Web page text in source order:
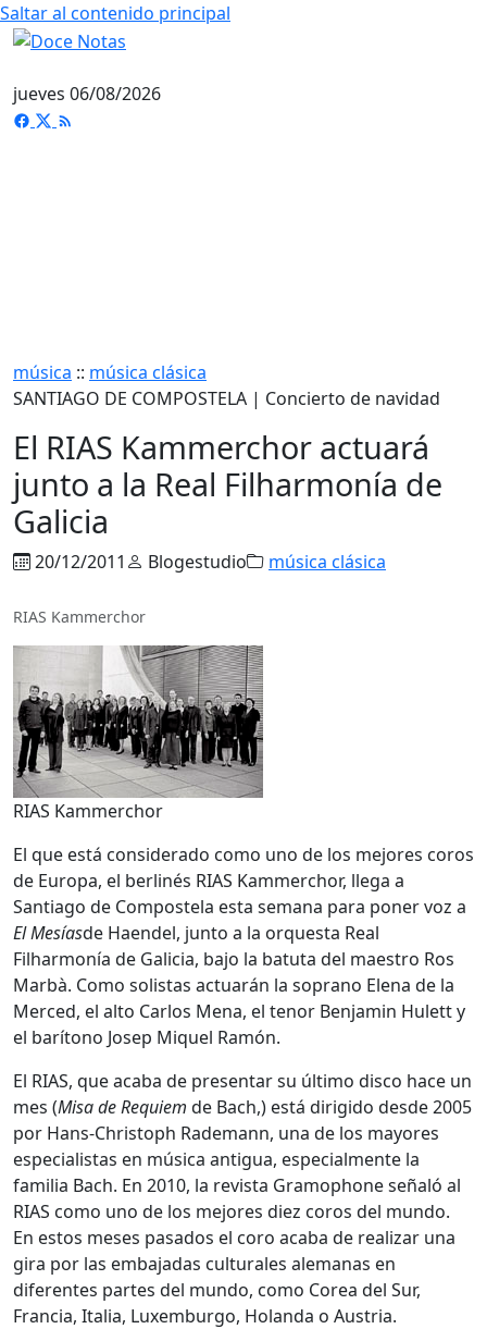
Saltar al contenido principal
jueves 06/08/2026
música :: música clásica
SANTIAGO DE COMPOSTELA | Concierto de navidad
El RIAS Kammerchor actuará
junto a la Real Filharmonía de
Galicia
20/12/2011 Blogestudio música clásica
RIAS Kammerchor
RIAS Kammerchor
El que está considerado como uno de los mejores coros
de Europa, el berlinés RIAS Kammerchor, llega a
Santiago de Compostela esta semana para poner voz a
El Mesíasde Haendel, junto a la orquesta Real
Filharmonía de Galicia, bajo la batuta del maestro Ros
Marbà. Como solistas actuarán la soprano Elena de la
Merced, el alto Carlos Mena, el tenor Benjamin Hulett y
el barítono Josep Miquel Ramón.
El RIAS, que acaba de presentar su último disco hace un
mes (Misa de Requiem de Bach,) está dirigido desde 2005
por Hans-Christoph Rademann, una de los mayores
especialistas en música antigua, especialmente la
familia Bach. En 2010, la revista Gramophone señaló al
RIAS como uno de los mejores diez coros del mundo.
En estos meses pasados el coro acaba de realizar una
gira por las embajadas culturales alemanas en
diferentes partes del mundo, como Corea del Sur,
Francia, Italia, Luxemburgo, Holanda o Austria.